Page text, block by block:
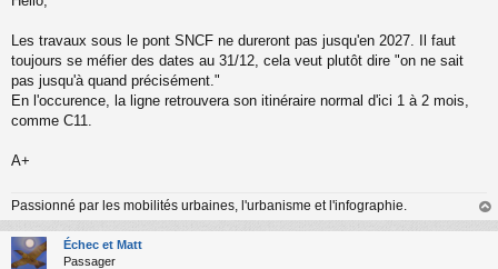
s
g
e
n
o
u
Les travaux sous le pont SNCF ne dureront pas jusqu'en 2027. Il faut
toujours se méfier des dates au 31/12, cela veut plutôt dire "on ne sait
pas jusqu'à quand précisément."
En l'occurence, la ligne retrouvera son itinéraire normal d'ici 1 à 2 mois,
comme C11.
A+
Passionné par les mobilités urbaines, l'urbanisme et l'infographie.
au
Échec et Matt
Passager